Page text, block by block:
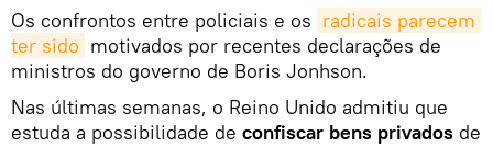
Os confrontos entre policiais e os radicais parecem
ter sido motivados por recentes declarações de
ministros do governo de Boris Jonhson.
Nas últimas semanas, o Reino Unido admitiu que
estuda a possibilidade de confiscar bens privados de